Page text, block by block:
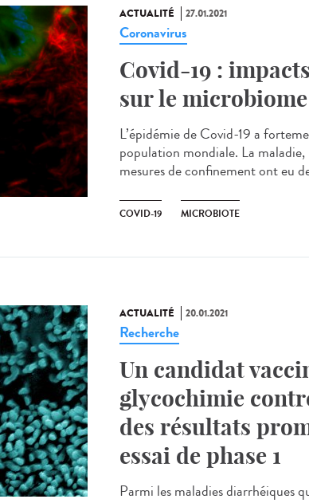
ACTUALITÉ 27.01.2021
Coronavirus
Covid-19 :
sur le
L’épidémie de Covid-19 a
population mondiale. La
mesures de confinement ont eu
COVID-19 MICROBIOTE
ACTUALITÉ 20.01.2021
Recherche
Un candidat
glycochimie
des résultats
essai de phase 1
Parmi les maladies diarrhéiques